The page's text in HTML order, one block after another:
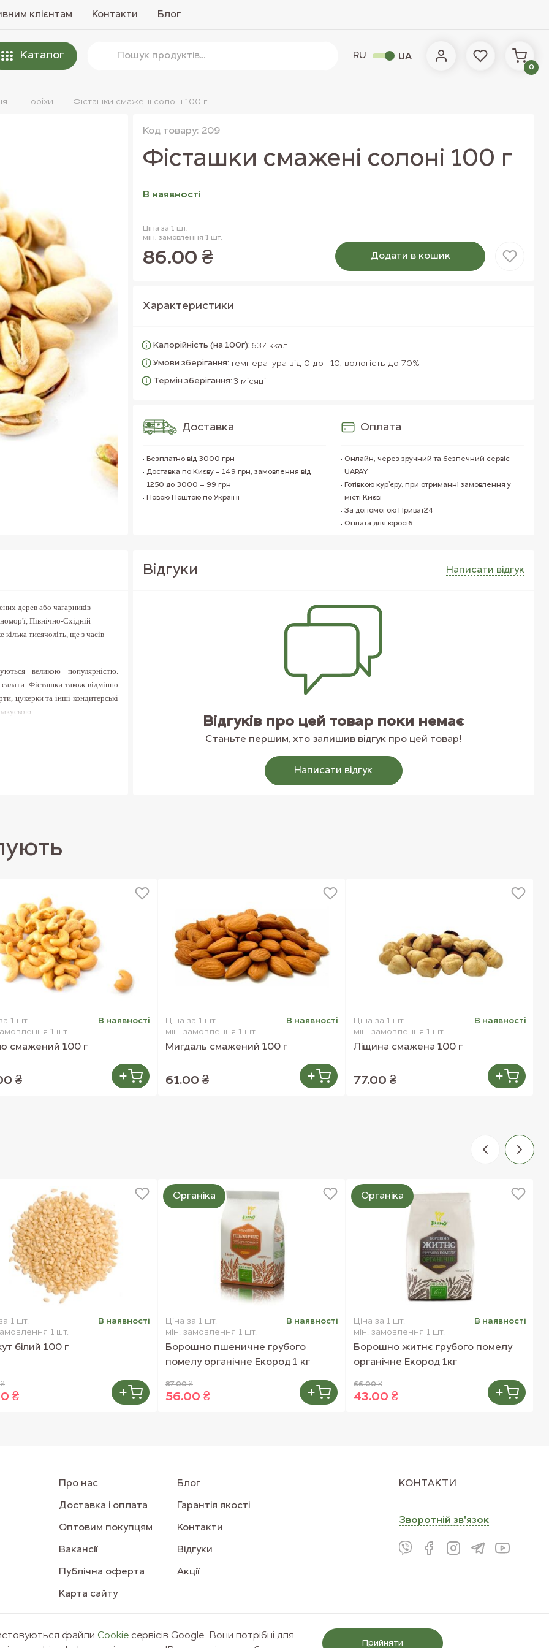
клієнтам Контакти Блог
Каталог RU UA
0
Горiхи Фісташки смажені солоні 100 г
Фісташки смажені солоні 100 г
Код товару: 209
В наявностi
Ціна за 1 шт.
мін. замовлення 1 шт.
86.00 ₴ Додати в кошик
Товар доданий в кошик
Характеристики
Калорійність (на 100г): 637 ккал
Умови зберігання: температура від 0 до +10; вологість до 70%
Термін зберігання: 3 місяці
Доставка
Безплатно від 3000 грн
Доставка по Києву - 149 грн, замовлення від
1250 до 3000 – 99 грн
Новою Поштою по Україні
Оплата
Онлайн, через зручний та безпечний сервіс
UAPAY
Готівкою кур`єру, при отриманні замовлення у
місті Києві
За допомогою Приват24
Оплата для юросіб
дерев або чагарників
Північно-Східній
тисячоліть, ще з часів
великою популярністю.
Фісташки також відмінно
цукерки та інші кондитерські
всі інші горіхи. Вони
Вiдгуки Написати вiдгук
Відгуків про цей товар поки немає
Станьте першим, хто залишив відгук про цей товар!
Написати вiдгук
1 шт.
1 шт.
В наявностi
смажений 100 г
₴
Ціна за 1 шт.
мін. замовлення 1 шт.
В наявностi
Мигдаль смажений 100 г
61.00 ₴
Ціна за 1 шт.
мін. замовлення 1 шт.
В наявностi
Ліщина смажена 100 г
77.00 ₴
1 шт.
1 шт.
В наявностi
білий 100 г
₴
Ціна за 1 шт.
мін. замовлення 1 шт.
В наявностi
Борошно пшеничне грубого
помелу органічне Екород 1 кг
87.00 ₴
56.00 ₴
Органіка
Ціна за 1 шт.
мін. замовлення 1 шт.
В наявностi
Борошно житнє грубого помелу
органічне Екород 1кг
66.00 ₴
43.00 ₴
Органіка
Про нас Блог
Доставка і оплата Гарантія якості
Оптовим покупцям Контакти
Вакансії Відгуки
Публічна оферта Акції
Карта сайту
КОНТАКТИ
Зворотнiй зв'язок
файлиСookie сервісів Google. Вони потрібні для
Прийняти